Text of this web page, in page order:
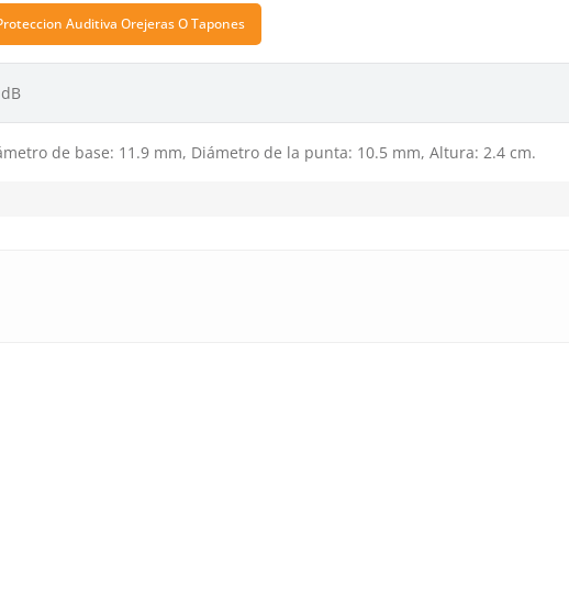
Auditiva Orejeras O Tapones
de base: 11.9 mm, Diámetro de la punta: 10.5 mm, Altura: 2.4 cm.